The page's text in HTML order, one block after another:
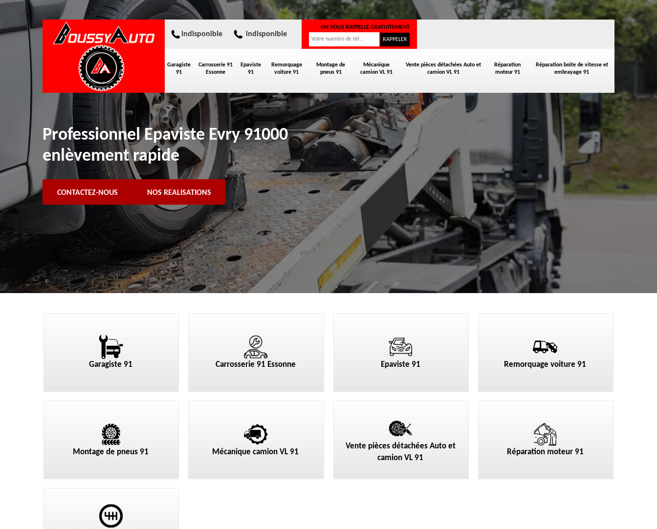
Garagiste
91
Carrosserie 91
Essonne
Epaviste
91
Remorquage
voiture 91
Montage de
pneus 91
Mécanique
camion VL 91
Vente pièces détachées Auto et
camion VL 91
Réparation
moteur 91
Réparation boite de vitesse et
embrayage 91
indisponible indisponible
ON VOUS RAPPELLE GRATUITEMENT
Professionnel Epaviste Evry 91000
enlèvement rapide
CONTACTEZ-NOUS NOS REALISATIONS
Garagiste 91 Carrosserie 91 Essonne Epaviste 91 Remorquage voiture 91
Montage de pneus 91 Mécanique camion VL 91
Vente pièces détachées Auto et
camion VL 91
Réparation moteur 91